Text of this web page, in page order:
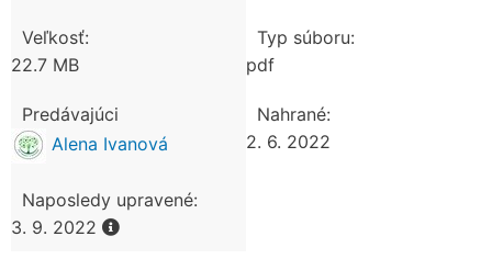
Veľkosť:
22.7 MB
Typ súboru:
pdf
Predávajúci
Alena Ivanová
Nahrané:
2. 6. 2022
Naposledy upravené:
3. 9. 2022